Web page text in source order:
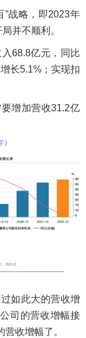
”战略，即2023年
并不顺利。
68.8亿元，同比
长5.1%；实现扣
增加营收31.2亿
如此大的营收增
司的营收增幅接
收增幅了。